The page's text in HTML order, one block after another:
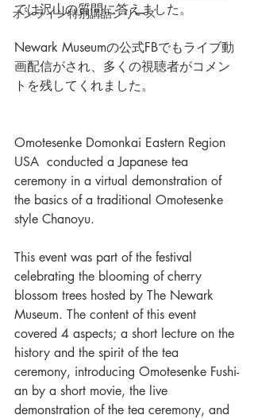
オンライン特別講話シリーズ
では沢山の質問に答えました。
Newark Museumの公式FBでもライブ動
画配信がされ、多くの視聴者がコメン
トを残してくれました。
Omotesenke Domonkai Eastern Region
USA  conducted a Japanese tea
ceremony in a virtual demonstration of
the basics of a traditional Omotesenke
style Chanoyu.
This event was part of the festival
celebrating the blooming of cherry
blossom trees hosted by The Newark
Museum. The content of this event
covered 4 aspects; a short lecture on the
history and the spirit of the tea
ceremony, introducing Omotesenke Fushi-
an by a short movie, the live
demonstration of the tea ceremony, and